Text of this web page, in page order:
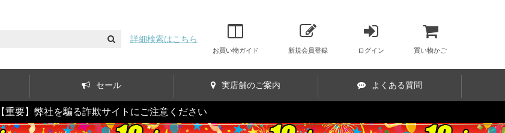
詳細検索はこちら
お買い物ガイド 新規会員登録 ログイン 買い物かご
セール 実店舗のご案内 よくある質問
【重要】弊社を騙る詐欺サイトにご注意ください